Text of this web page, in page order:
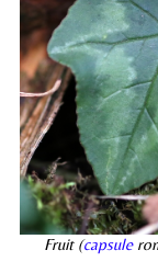
Fruit (capsule